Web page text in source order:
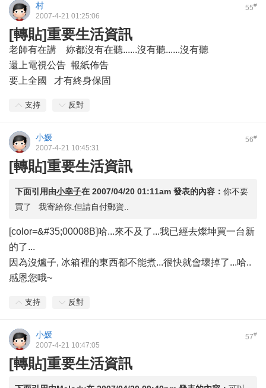
55#
村
2007-4-21 01:25:06
[轉貼]重要生活資訊
老師有在講 妳都沒有在聽......沒有聽......沒有聽
還上電視公告 報紙佈告
要上全國 才有終身保固
支持 反對
56#
小媛
2007-4-21 10:45:31
[轉貼]重要生活資訊
下面引用由小幸子在 2007/04/20 01:11am 發表的內容： 你不要
買了 我寄給你.但請自付郵資..
[color=&#35;00008B]哈...來不及了...我已經去燦坤買一台新
的了...
因為沒爐子, 冰箱裡的東西都不能煮...很快就會壞掉了...哈..
感恩您哦~
支持 反對
57#
小媛
2007-4-21 10:47:05
[轉貼]重要生活資訊